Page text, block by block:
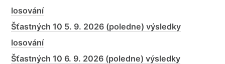
losování
Šťastných 10 5. 9. 2026 (poledne) výsledky
losování
Šťastných 10 6. 9. 2026 (poledne) výsledky